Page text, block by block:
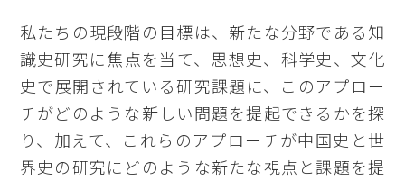
私たちの現段階の目標は、新たな分野である知
識史研究に焦点を当て、思想史、科学史、文化
史で展開されている研究課題に、このアプロー
チがどのような新しい問題を提起できるかを探
り、加えて、これらのアプローチが中国史と世
界史の研究にどのような新たな視点と課題を提